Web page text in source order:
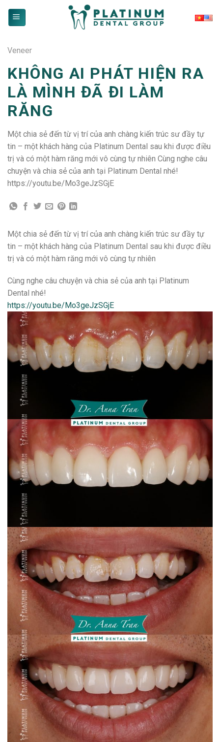
Veneer
KHÔNG AI PHÁT HIỆN RA
LÀ MÌNH ĐÃ ĐI LÀM
RĂNG
Một chia sẻ đến từ vị trí của anh chàng kiến trúc sư đầy tự
tin – một khách hàng của Platinum Dental sau khi được điều
trị và có một hàm răng mới vô cùng tự nhiên Cùng nghe câu
chuyện và chia sẻ của anh tại Platinum Dental nhé!
https://youtu.be/Mo3geJzSGjE
Một chia sẻ đến từ vị trí của anh chàng kiến trúc sư đầy tự
tin – một khách hàng của Platinum Dental sau khi được điều
trị và có một hàm răng mới vô cùng tự nhiên
Cùng nghe câu chuyện và chia sẻ của anh tại Platinum
Dental nhé!
https://youtu.be/Mo3geJzSGjE